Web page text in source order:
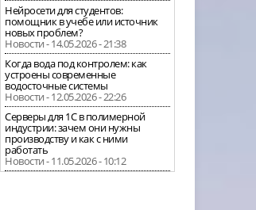
Нейросети для студентов:
помощник в учебе или источник
новых проблем?
Новости - 14.05.2026 - 21:38
Когда вода под контролем: как
устроены современные
водосточные системы
Новости - 12.05.2026 - 22:26
Серверы для 1С в полимерной
индустрии: зачем они нужны
производству и как с ними
работать
Новости - 11.05.2026 - 10:12